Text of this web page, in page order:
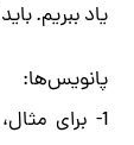
یاد ببریم.
پا‌نویس‌ها:
1- برای